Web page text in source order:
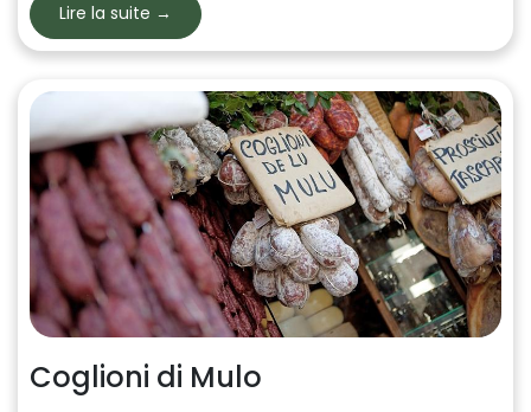
Lire la suite →
Coglioni di Mulo